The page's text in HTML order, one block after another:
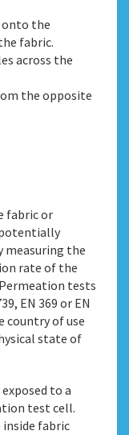
onto the
fabric.
across the
the opposite
fabric or
measuring the
rate of the
tests
EN 369 or EN
country of use
state of
to a
test cell.
fabric